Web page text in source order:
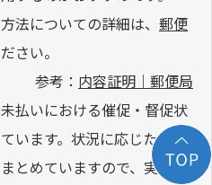
法についての詳細は、 郵便
さい。
参考： 内容証明｜郵便局
払いにおける催促・督促状
います。状況に応じた締め
とめていますので、実際の